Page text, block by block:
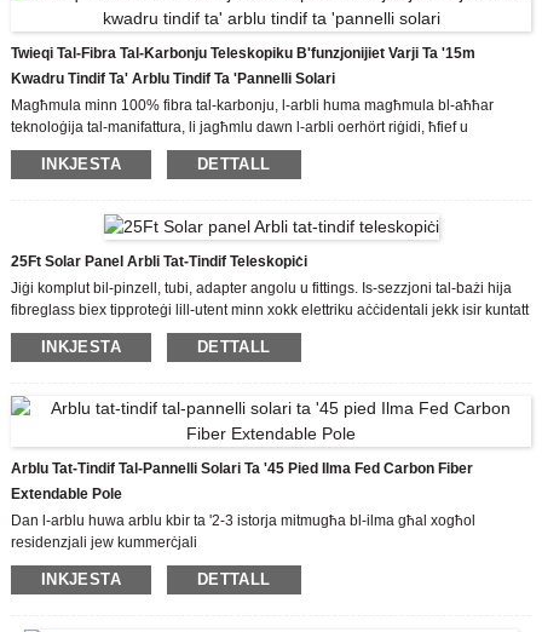
Twieqi Tal-Fibra Tal-Karbonju Teleskopiku B'funzjonijiet Varji Ta '15m
Kwadru Tindif Ta' Arblu Tindif Ta 'pannelli Solari
Magħmula minn 100% fibra tal-karbonju, l-arbli huma magħmula bl-aħħar
teknoloġija tal-manifattura, li jagħmlu dawn l-arbli oerhört riġidi, ħfief u
imħatteb.
Is-sezzjoni trasversali hija lixxa ħafna u komda biex tmiss, u tista 'wkoll
INKJESTA DETTALL
25Ft Solar Panel Arbli Tat-Tindif Teleskopiċi
Jiġi komplut bil-pinzell, tubi, adapter angolu u fittings. Is-sezzjoni tal-bażi hija
fibreglass biex tipproteġi lill-utent minn xokk elettriku aċċidentali jekk isir kuntatt
ma 'linja tal-enerġija.
INKJESTA DETTALL
Arblu Tat-Tindif Tal-Pannelli Solari Ta '45 Pied Ilma Fed Carbon Fiber
Extendable Pole
Dan l-arblu huwa arblu kbir ta '2-3 istorja mitmugħa bl-ilma għal xogħol
residenzjali jew kummerċjali
Il-virga tat-tindif solari tintuża prinċipalment għat-tindif u l-manutenzjoni ta
'kuljum tal-fotovoltajċi. Id-disinn tal-virga teleskopika jissodisfa l-ħtiġijiet ta 'tindif
INKJESTA DETTALL